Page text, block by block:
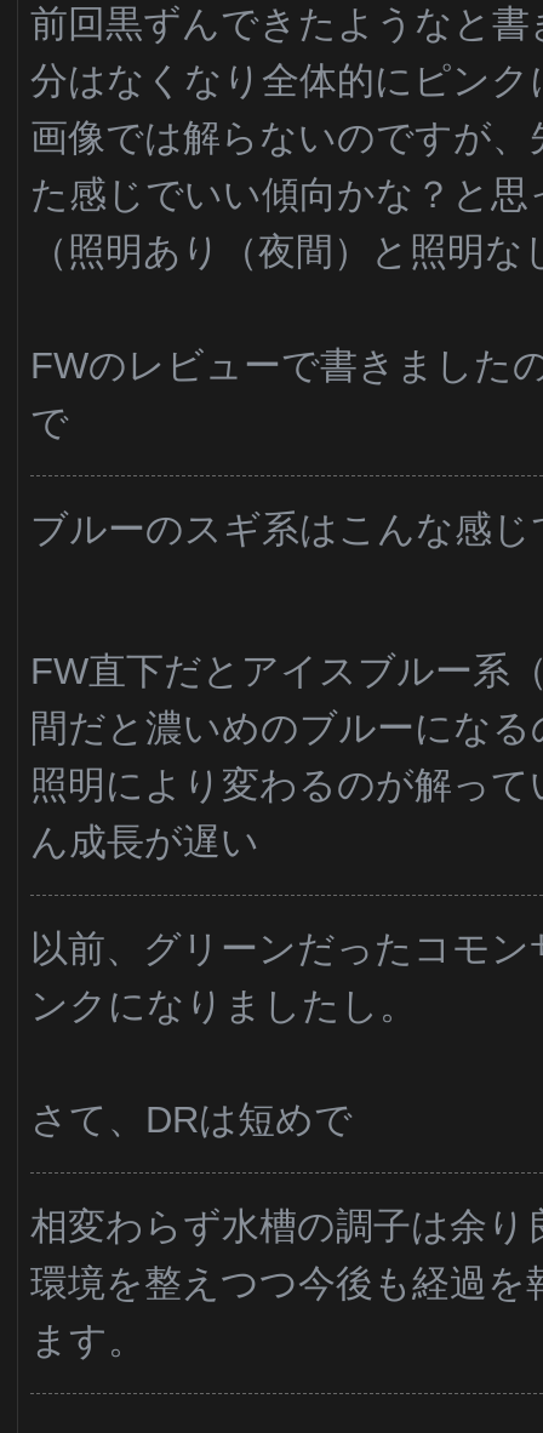
前回黒ずんできたようなと
分はなくなり全体的にピン
画像では解らないのですが
た感じでいい傾向かな？と
（照明あり（夜間）と照明な
FWのレビューで書きました
で
ブルーのスギ系はこんな感じ
FW直下だとアイスブルー系
間だと濃いめのブルーにな
照明により変わるのが解っ
ん成長が遅い
以前、グリーンだったコモ
ンクになりましたし。
さて、DRは短めで
相変わらず水槽の調子は余
環境を整えつつ今後も経過
ます。